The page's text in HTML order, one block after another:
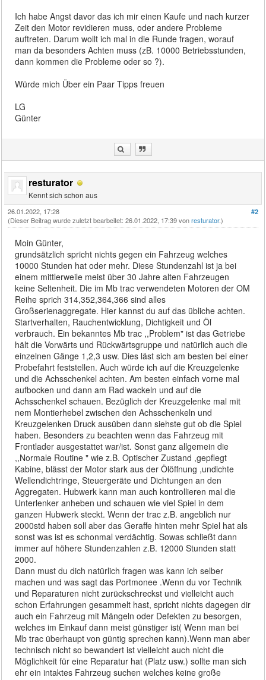
Ich habe Angst davor das ich mir einen Kaufe und nach kurzer
Zeit den Motor revidieren muss, oder andere Probleme
auftreten. Darum wollt ich mal in die Runde fragen, worauf
man da besonders Achten muss (zB. 10000 Betriebsstunden,
dann kommen die Probleme oder so ?).
Würde mich Über ein Paar Tipps freuen
LG
Günter
resturator
Kennt sich schon aus
#2
26.01.2022, 17:28
(Dieser Beitrag wurde zuletzt bearbeitet: 26.01.2022, 17:39 vonresturator.)
Moin Günter,
grundsätzlich spricht nichts gegen ein Fahrzeug welches
10000 Stunden hat oder mehr. Diese Stundenzahl ist ja bei
einem mittlerweile meist über 30 Jahre alten Fahrzeugen
keine Seltenheit. Die im Mb trac verwendeten Motoren der OM
Reihe sprich 314,352,364,366 sind alles
Großserienaggregate. Hier kannst du auf das übliche achten.
Startverhalten, Rauchentwicklung, Dichtigkeit und Öl
verbrauch. Ein bekanntes Mb trac ,,Problem" ist das Getriebe
hält die Vorwärts und Rückwärtsgruppe und natürlich auch die
einzelnen Gänge 1,2,3 usw. Dies läst sich am besten bei einer
Probefahrt feststellen. Auch würde ich auf die Kreuzgelenke
und die Achsschenkel achten. Am besten einfach vorne mal
aufbocken und dann am Rad wackeln und auf die
Achsschenkel schauen. Bezüglich der Kreuzgelenke mal mit
nem Montierhebel zwischen den Achsschenkeln und
Kreuzgelenken Druck ausüben dann siehste gut ob die Spiel
haben. Besonders zu beachten wenn das Fahrzeug mit
Frontlader ausgestattet war/ist. Sonst ganz allgemein die
,,Normale Routine " wie z.B. Optischer Zustand ,gepflegt
Kabine, blässt der Motor stark aus der Ölöffnung ,undichte
Wellendichtringe, Steuergeräte und Dichtungen an den
Aggregaten. Hubwerk kann man auch kontrollieren mal die
Unterlenker anheben und schauen wie viel Spiel in dem
ganzen Hubwerk steckt. Wenn der trac z.B. angeblich nur
2000std haben soll aber das Geraffe hinten mehr Spiel hat als
sonst was ist es schonmal verdächtig. Sowas schließt dann
immer auf höhere Stundenzahlen z.B. 12000 Stunden statt
2000.
Dann must du dich natürlich fragen was kann ich selber
machen und was sagt das Portmonee .Wenn du vor Technik
und Reparaturen nicht zurückschreckst und vielleicht auch
schon Erfahrungen gesammelt hast, spricht nichts dagegen dir
auch ein Fahrzeug mit Mängeln oder Defekten zu besorgen,
welches im Einkauf dann meist günstiger ist( Wenn man bei
Mb trac überhaupt von güntig sprechen kann).Wenn man aber
technisch nicht so bewandert ist vielleicht auch nicht die
Möglichkeit für eine Reparatur hat (Platz usw.) sollte man sich
ehr ein intaktes Fahrzeug suchen welches keine große